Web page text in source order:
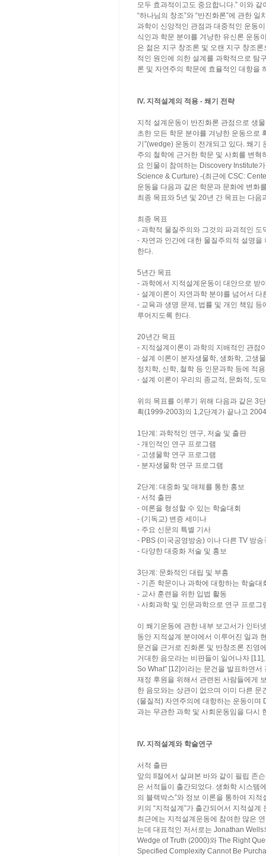
모두 효과적이고도 중요합니다.” 이와
“하나님의 창조”와 “반진화론”에 관한
과학이 신앙적인 관점과 대중적인 운동
식인과 학문 분야를 겨냥한 유신론 운동
은 젊은 지구 창조론 및 오랜 지구 창조
적인 원인에 의한 설계를 과학적으로 탐
론 및 자연주의 학문에 효율적인 대항을
IV. 지적설계의 적용 - 쐐기 전략
지적 설계운동이 반진화론 관점으로 생
초한 모든 학문 분야를 겨냥한 운동으로
기”(wedge) 운동이 전개되고 있다. 쐐기
주의 철학에 근거한 학문 및 사회를 변
요 인물이 참여하는 Discovery Institute
Science & Curture) -(최근에 CSC:
운동을 다음과 같은 학문과 문화에 변화
최종 목표와 5년 및 20년 간 목표는 다음
최종 목표
- 과학적 물질주의와 그것의 파괴적인
- 자연과 인간에 대한 물질주의적 설명
한다.
5년간 목표
- 과학에서 지적설계운동이 대안으로 받
- 설계이론이 자연과학 분야를 넘어서
- 교육과 생명 문제, 법률 및 개인 책임
루어지도록 한다.
20년간 목표
- 지적설계이론이 과학의 지배적인 관점
- 설계 이론이 분자생물학, 생화학, 고생
정치학, 신학, 철학 등 인문과학 등에 적
- 설계 이론이 우리의 종교적, 문화적, 도
위의 목표를 이루기 위해 다음과 같은 3
획(1999-2003)의 1,2단계가 끝나고
1단계: 과학적인 연구, 저술 및 출판
- 개인적인 연구 프로그램
- 고생물학 연구 프로그램
- 분자생물학 연구 프로그램
2단계: 대중화 및 매체를 통한 홍보
- 서적 출판
- 여론을 형성할 수 있는 학술대회
- (기독교) 변증 세미나
- 주요 신문의 특별 기사
- PBS (미국공영방송) 이나 다른 TV 방
- 다양한 대중화 저술 및 홍보
3단계: 문화적인 대립 및 부흥
- 기존 학문이나 과학에 대항하는 학술대
- 교사 훈련을 위한 입법 활동
- 사회과학 및 인문과학으로 연구 프로그
이 쐐기운동에 관한 내부 보고서가 인터
동안 지적설계 분야에서 이루어진 일과
문건을 근거로 진화론 및 반창조론 진영
거대한 음모라는 비판들이 일어나자
So What" [12]이라는 문건을 발표하면
재정 후원을 위해서 관련된 사람들에게
한 음모와는 상관이 없으며 이미 다른
(물질적) 자연주의에 대항하는 운동이며
과는 무관한 과학 및 사회운동임을 다시
IV. 지적설계와 학술연구
서적 출판
앞의 II절에서 살펴본 바와 같이 필립 존
은 서적들이 출간되었다. 생화학 시스템
의 블랙박스”와 정보 이론을 통하여 지
키의 “지적설계”가 출간되어서 지적설
최근에는 지적설계운동에 참여한 많은
는데 대표적인 저서로는 Jonathan
Wedge of Truth (2000)와 The Right
Specified Complexity Cannot Be